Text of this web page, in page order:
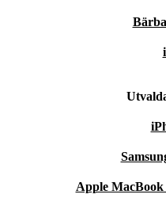
Apple